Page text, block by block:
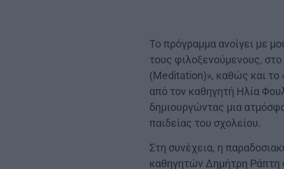
Το πρόγραμμα ανοίγει με
τους φιλοξενούμενους,
(Meditation)», καθώς και το
από τον καθηγητή Ηλία
δημιουργώντας μια
παιδείας του σχολείου.
Στη συνέχεια, η
καθηγητών Δημήτρη Ράπτη